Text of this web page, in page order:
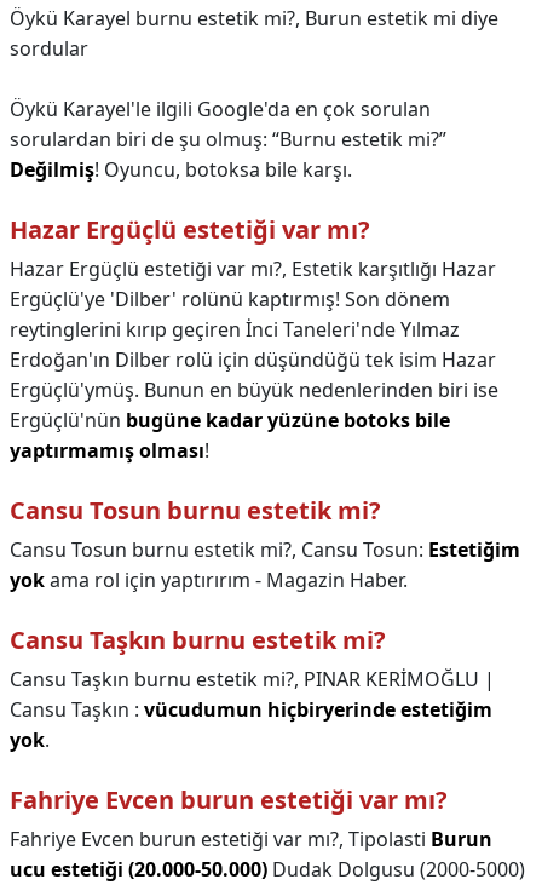
Öykü Karayel burnu estetik mi?, Burun estetik mi diye
sordular
Öykü Karayel'le ilgili Google'da en çok sorulan
sorulardan biri de şu olmuş: “Burnu estetik mi?”
Değilmiş! Oyuncu, botoksa bile karşı.
Hazar Ergüçlü estetiği var mı?
Hazar Ergüçlü estetiği var mı?, Estetik karşıtlığı Hazar
Ergüçlü'ye 'Dilber' rolünü kaptırmış! Son dönem
reytinglerini kırıp geçiren İnci Taneleri'nde Yılmaz
Erdoğan'ın Dilber rolü için düşündüğü tek isim Hazar
Ergüçlü'ymüş. Bunun en büyük nedenlerinden biri ise
Ergüçlü'nün bugüne kadar yüzüne botoks bile
yaptırmamış olması!
Cansu Tosun burnu estetik mi?
Cansu Tosun burnu estetik mi?, Cansu Tosun: Estetiğim
yokama rol için yaptırırım - Magazin Haber.
Cansu Taşkın burnu estetik mi?
Cansu Taşkın burnu estetik mi?, PINAR KERİMOĞLU |
Cansu Taşkın : vücudumun hiçbiryerinde estetiğim
yok.
Fahriye Evcen burun estetiği var mı?
Fahriye Evcen burun estetiği var mı?, Tipolasti Burun
ucu estetiği (20.000-50.000) Dudak Dolgusu (2000-5000)